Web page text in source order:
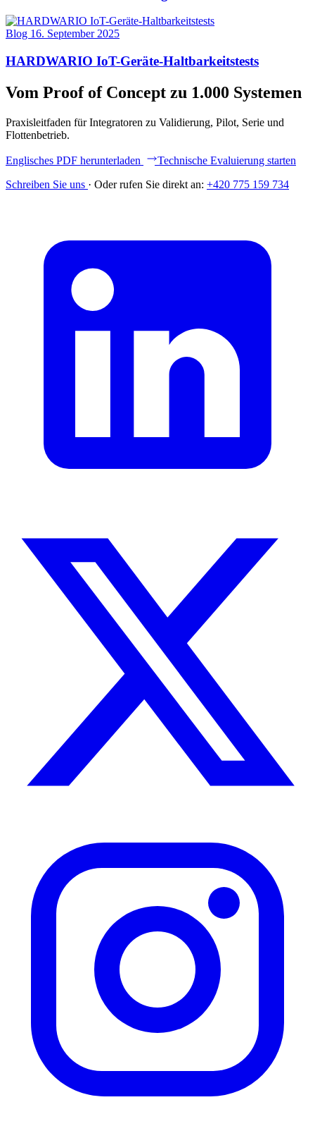
Blog 16. September 2025
HARDWARIO IoT-Geräte-Haltbarkeitstests
Vom Proof of Concept zu 1.000 Systemen
Praxisleitfaden für Integratoren zu Validierung, Pilot, Serie und
Flottenbetrieb.
Englisches PDF herunterladen
Technische Evaluierung starten
Schreiben Sie uns · Oder rufen Sie direkt an: +420 775 159 734